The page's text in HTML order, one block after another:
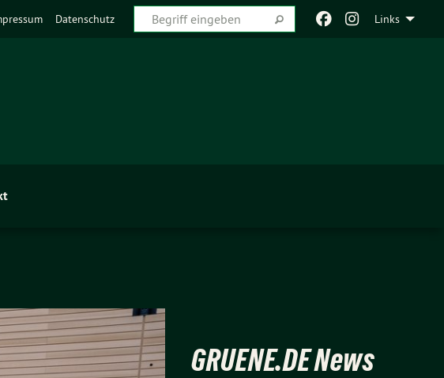
Links
Datenschutz
GRUENE.DE News